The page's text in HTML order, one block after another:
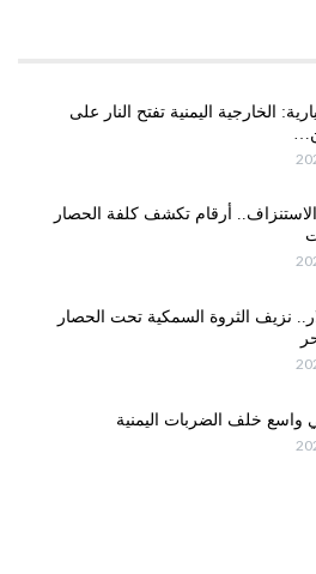
الخارجية اليمنية تفتح النار على
الاستنزاف.. أرقام تكشف كلفة الحصار
نزيف الثروة السمكية تحت الحصار
واسع خلف الضربات اليمنية